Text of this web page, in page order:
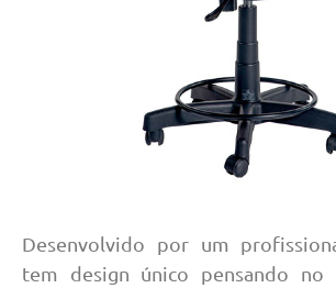
Desenvolvido por um
tem design único pensando